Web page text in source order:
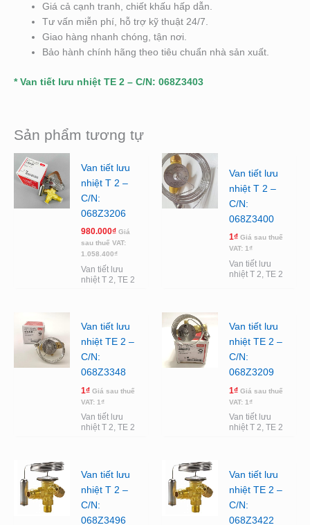
Giá cả cạnh tranh, chiết khấu hấp dẫn.
Tư vấn miễn phí, hỗ trợ kỹ thuật 24/7.
Giao hàng nhanh chóng, tận nơi.
Bảo hành chính hãng theo tiêu chuẩn nhà sản xuất.
* Van tiết lưu nhiệt TE 2 – C/N: 068Z3403
Sản phẩm tương tự
Van tiết lưu
nhiệt T 2 –
C/N:
068Z3206
980.000₫ Giá
sau thuế VAT:
1.058.400₫
Van tiết lưu
nhiệt T 2, TE 2
Van tiết lưu
nhiệt T 2 –
C/N:
068Z3400
1₫ Giá sau thuế
VAT: 1₫
Van tiết lưu
nhiệt T 2, TE 2
Van tiết lưu
nhiệt TE 2 –
C/N:
068Z3348
1₫ Giá sau thuế
VAT: 1₫
Van tiết lưu
nhiệt T 2, TE 2
Van tiết lưu
nhiệt TE 2 –
C/N:
068Z3209
1₫ Giá sau thuế
VAT: 1₫
Van tiết lưu
nhiệt T 2, TE 2
Van tiết lưu
nhiệt T 2 –
C/N:
068Z3496
Van tiết lưu
nhiệt TE 2 –
C/N:
068Z3422